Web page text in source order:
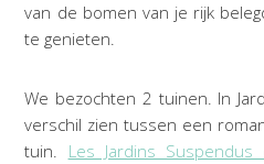
van de bomen van je rijk
te genieten.
We bezochten 2 tuinen. In
verschil zien tussen een
tuin. Les Jardins Suspendus